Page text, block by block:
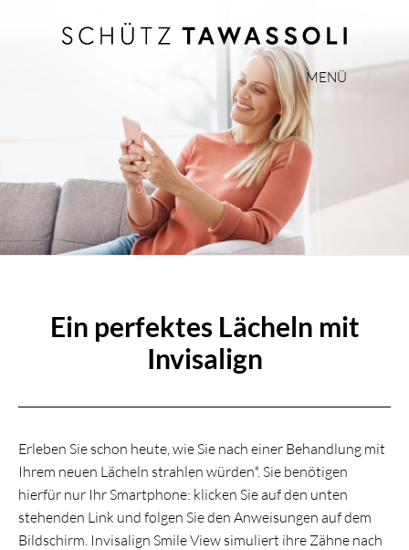
PHILOSOPHIE
TEAM
EXPERTISE
INVISALIGN
PRAXIS
JOBS
KONTAKT
MENÜ
Ein perfektes Lächeln mit
Invisalign
Erleben Sie schon heute, wie Sie nach einer Behandlung mit
Ihrem neuen Lächeln strahlen würden*. Sie benötigen
hierfür nur Ihr Smartphone: klicken Sie auf den unten
stehenden Link und folgen Sie den Anweisungen auf dem
Bildschirm. Invisalign Smile View simuliert ihre Zähne nach